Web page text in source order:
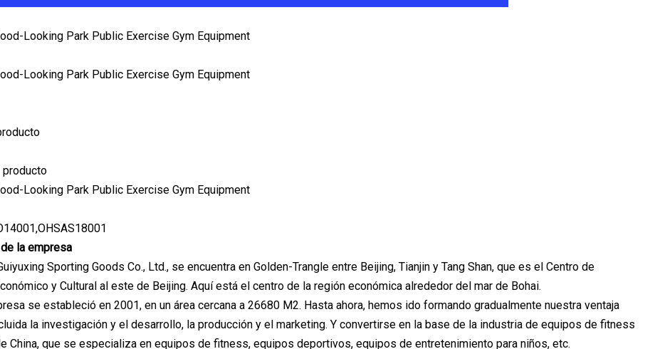
la empresa
Sporting Goods Co., Ltd., se encuentra en Golden-Trangle entre Beijing, Tianjin y Tang Shan, que es el Centro de
y Cultural al este de Beijing. Aquí está el centro de la región económica alrededor del mar de Bohai.
se estableció en 2001, en un área cercana a 26680 M2. Hasta ahora, hemos ido formando gradualmente nuestra ventaja
la investigación y el desarrollo, la producción y el marketing. Y convertirse en la base de la industria de equipos de fitness
China, que se especializa en equipos de fitness, equipos deportivos, equipos de entretenimiento para niños, etc.